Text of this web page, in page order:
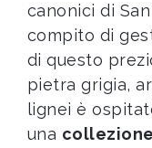
canonici di
compito di
di questo
pietra grigia,
lignei è
una